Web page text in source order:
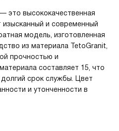
это высококачественная
изысканный и современный
модель, изготовленная
из материала TetoGranit,
прочностью и
составляет 15, что
срок службы. Цвет
и утонченности в